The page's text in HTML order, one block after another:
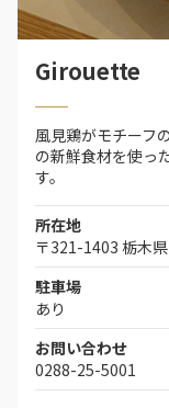
Girouette
風見鶏がモチーフ
の新鮮食材を使っ
す。
所在地
〒321-1403 栃木
駐車場
あり
お問い合わせ
0288-25-5001